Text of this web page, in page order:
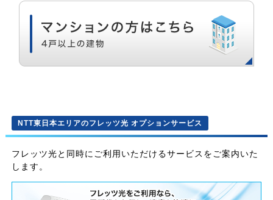
NTT東日本エリアのフレッツ光 オプションサービス
フレッツ光と同時にご利用いただけるサービスをご案内いた
します。